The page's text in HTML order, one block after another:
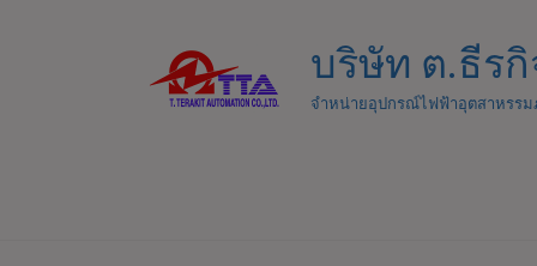
บริษัท ต.ธีร
จำหน่ายอุปกรณ์ไฟฟ้าอุตสาหรรม